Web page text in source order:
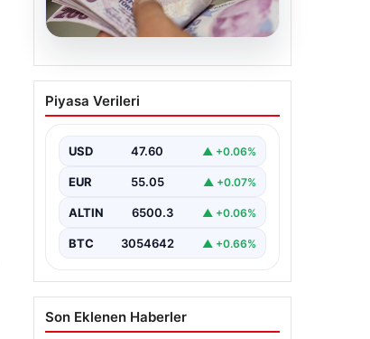
05.08.2026
Bayram ikramiyeleri ne
zaman yatacak? 2026
ikramiye ödemeleri
Piyasa Verileri
USD 47.60 ▲ +0.06%
EUR 55.05 ▲ +0.07%
ALTIN 6500.3 ▲ +0.06%
BTC 3054642 ▲ +0.66%
Son Eklenen Haberler